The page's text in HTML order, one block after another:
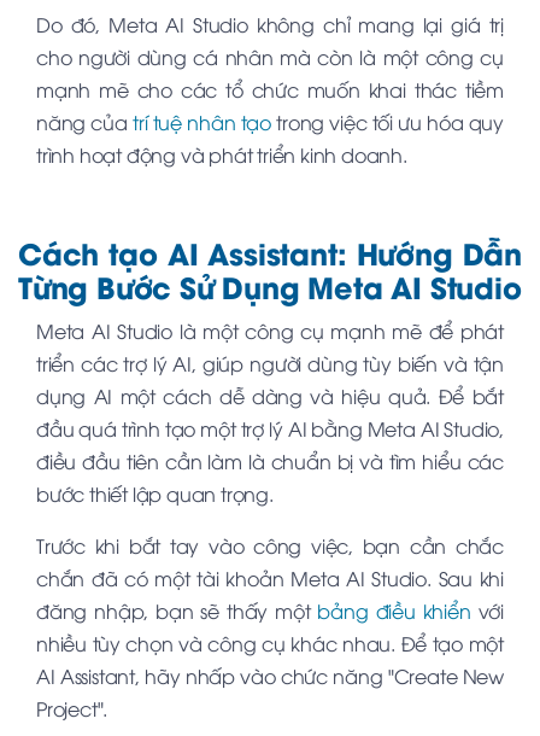
Do đó, Meta AI Studio không chỉ mang lại giá trị
cho người dùng cá nhân mà còn là một công cụ
mạnh mẽ cho các tổ chức muốn khai thác tiềm
năng của trí tuệ nhân tạotrong việc tối ưu hóa quy
trình hoạt động và phát triển kinh doanh.
Cách tạo AI Assistant: Hướng Dẫn
Từng Bước Sử Dụng Meta AI Studio
Meta AI Studio là một công cụ mạnh mẽ để phát
triển các trợ lý AI, giúp người dùng tùy biến và tận
dụng AI một cách dễ dàng và hiệu quả. Để bắt
đầu quá trình tạo một trợ lý AI bằng Meta AI Studio,
điều đầu tiên cần làm là chuẩn bị và tìm hiểu các
bước thiết lập quan trọng.
Trước khi bắt tay vào công việc, bạn cần chắc
chắn đã có một tài khoản Meta AI Studio. Sau khi
đăng nhập, bạn sẽ thấy một bảng điều khiển với
nhiều tùy chọn và công cụ khác nhau. Để tạo một
AI Assistant, hãy nhấp vào chức năng "Create New
Project".